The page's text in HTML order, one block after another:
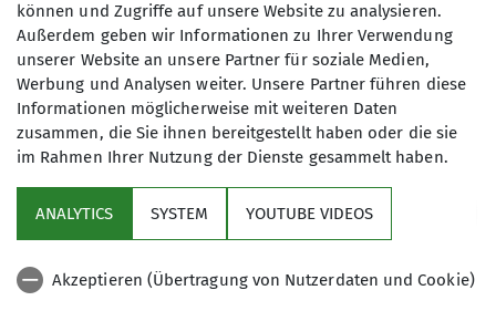
4
wichtige Infos
Partner
können und Zugriffe auf unsere Website zu analysieren.
Außerdem geben wir Informationen zu Ihrer Verwendung
unserer Website an unsere Partner für soziale Medien,
Werbung und Analysen weiter. Unsere Partner führen diese
Informationen möglicherweise mit weiteren Daten
zusammen, die Sie ihnen bereitgestellt haben oder die sie
im Rahmen Ihrer Nutzung der Dienste gesammelt haben.
ANALYTICS SYSTEM YOUTUBE VIDEOS
Akzeptieren (Übertragung von Nutzerdaten und Cookie)